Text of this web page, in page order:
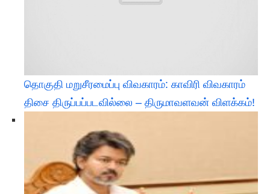
தொகுதி மறுசீரமைப்பு விவகாரம்: காவிரி விவகாரம்
திசை திருப்பப்படவில்லை – திருமாவளவன் விளக்கம்!